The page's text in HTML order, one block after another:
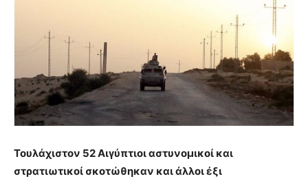
Τουλάχιστον 52 Αιγύπτιοι αστυνομικοί και
στρατιωτικοί σκοτώθηκαν και άλλοι έξι